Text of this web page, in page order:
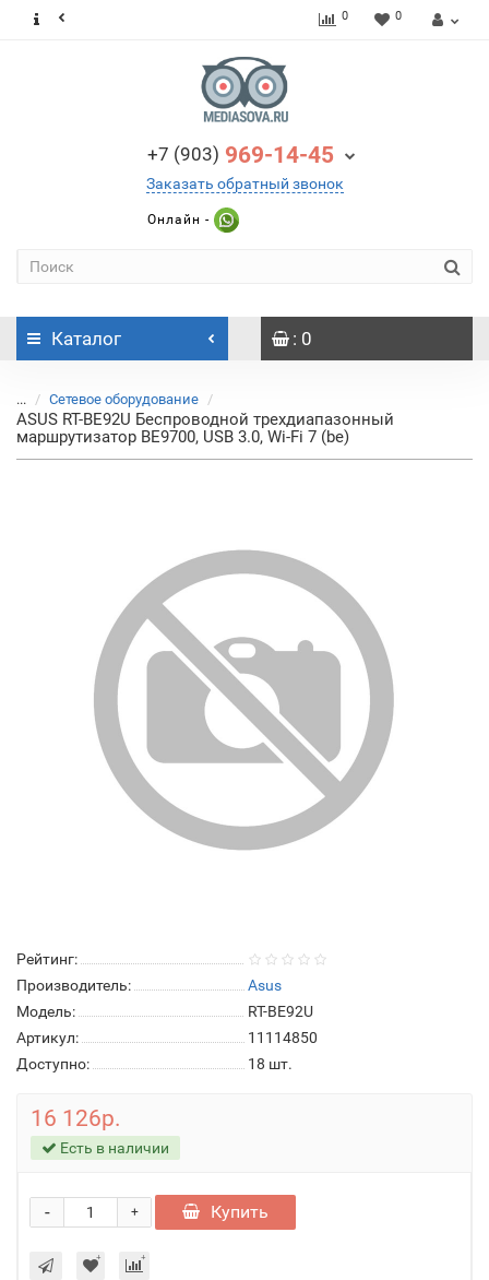
0 0
+7 (903) 969-14-45
Заказать обратный звонок
Онлайн -
Каталог : 0
... Сетевое оборудование
ASUS RT-BE92U Беспроводной трехдиапазонный
маршрутизатор BE9700, USB 3.0, Wi-Fi 7 (be)
Рейтинг:
Производитель:
Asus
Модель:
RT-BE92U
Артикул:
11114850
Доступно:
18 шт.
16 126р.
Есть в наличии
+
- Купить